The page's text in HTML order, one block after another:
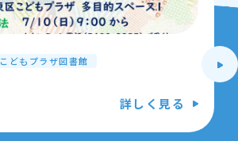
こどもプラザ図書館
詳しく見る